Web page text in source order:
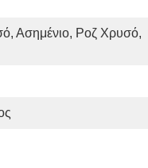
Ασημένιο, Ροζ Χρυσό,